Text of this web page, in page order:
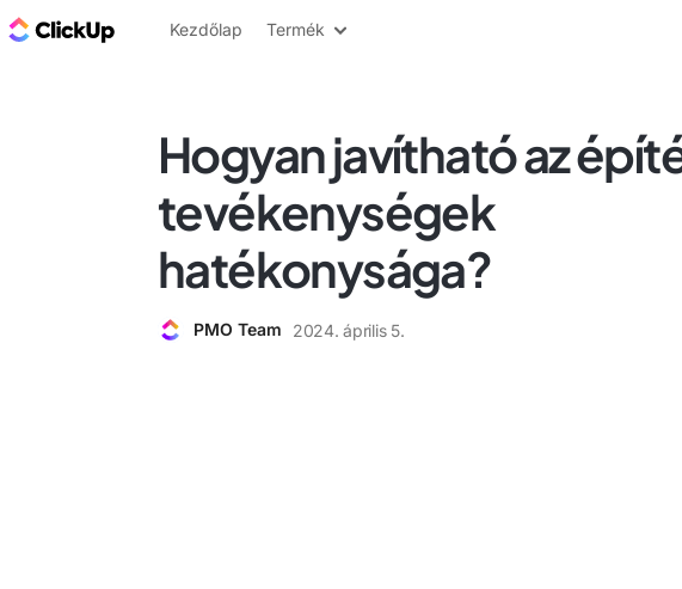
ClickUp blog
Kezdőlap Termék
Hogyan javítható az
tevékenységek
hatékonysága?
PMO Team 2024. április 5.